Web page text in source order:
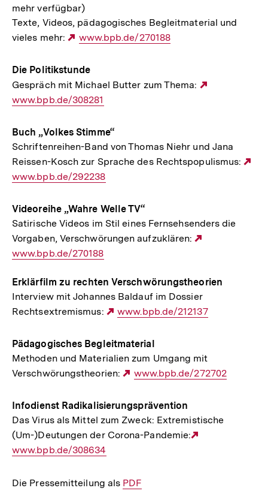
mehr verfügbar)
Texte, Videos, pädagogisches Begleitmaterial und
vieles mehr:
Externer
www.bpb.de/270188
Die Politikstunde
Gespräch mit Michael Butter zum Thema:
www.bpb.de/308281
Buch „Volkes Stimme“
Schriftenreihen-Band von Thomas Niehr und Jana
Reissen-Kosch zur Sprache des Rechtspopulismus:
www.bpb.de/292238
Videoreihe „Wahre Welle TV“
Satirische Videos im Stil eines Fernsehsenders die
Vorgaben, Verschwörungen aufzuklären:
www.bpb.de/270188
Erklärfilm zu rechten Verschwörungstheorien
Interview mit Johannes Baldauf im Dossier
Rechtsextremismus:
Externer
www.bpb.de/212137
Pädagogisches Begleitmaterial
Methoden und Materialien zum Umgang mit
Verschwörungstheorien:
Externer
www.bpb.de/272702
Infodienst Radikalisierungsprävention
Das Virus als Mittel zum Zweck: Extremistische
(Um-)Deutungen der Corona-Pandemie:
www.bpb.de/308634
Die Pressemitteilung als Interner
PDF